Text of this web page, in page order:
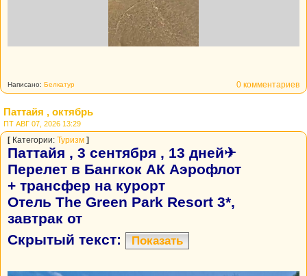
0 комментариев
Написано: Белкатур
Паттайя , октябрь
ПТ АВГ 07, 2026 13:29
[ Категории: Туризм ]
Паттайя , 3 сентября , 13 дней✈
Перелет в Бангкок АК Аэрофлот
+ трансфер на курорт
Отель The Green Park Resort 3*,
завтрак от
Скрытый текст:
Показать